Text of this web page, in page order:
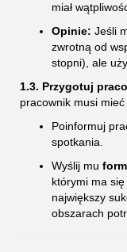
miał
Opinie: Jeśli
zwrotną od
stopni), ale
1.3. Przygotuj
pracownik musi
Poinformuj
spotkania.
Wyślij mu
którymi ma
największy
obszarach